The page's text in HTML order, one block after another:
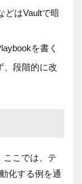
どはVaultで暗
を書く
、段階的に改
ここでは、テ
化する例を通